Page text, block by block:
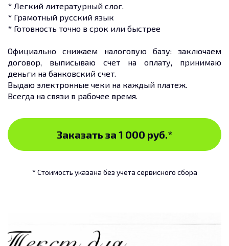
* Легкий литературный слог.
* Грамотный русский язык
* Готовность точно в срок или быстрее
Официально снижаем налоговую базу: заключаем
договор, выписываю счет на оплату, принимаю
деньги на банковский счет.
Выдаю электронные чеки на каждый платеж.
Всегда на связи в рабочее время.
Заказать за 1 000 руб.*
* Стоимость указана без учета сервисного сбора